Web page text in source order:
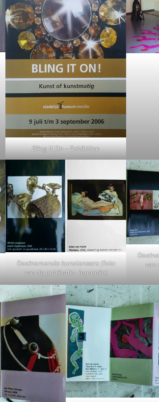
Bling It On – Exhibition
Deelnemende kunstenaars (foto
van de publicatie- leporello)
van